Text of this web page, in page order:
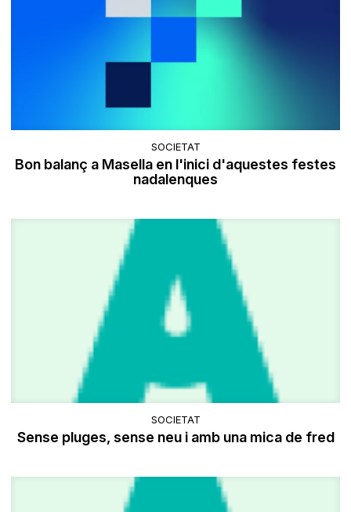
SOCIETAT
Bon balanç a Masella en l'inici d'aquestes festes
nadalenques
SOCIETAT
Sense pluges, sense neu i amb una mica de fred